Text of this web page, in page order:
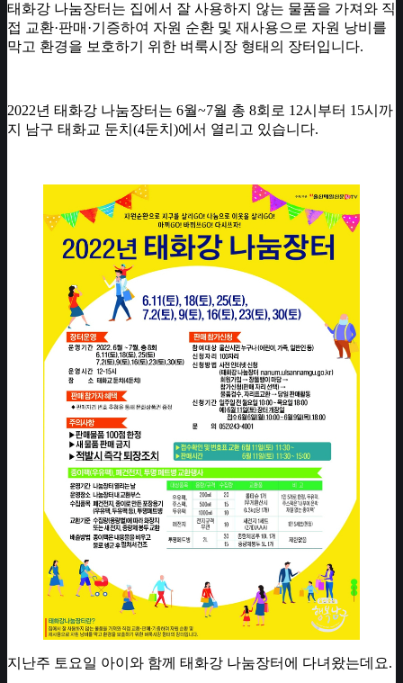
태화강 나눔장터는 집에서 잘 사용하지 않는 물품을 가져와 직
접 교환·판매·기증하여 자원 순환 및 재사용으로 자원 낭비를
막고 환경을 보호하기 위한 벼룩시장 형태의 장터입니다.
2022년 태화강 나눔장터는 6월~7월 총 8회로 12시부터 15시까
지 남구 태화교 둔치(4둔치)에서 열리고 있습니다.
지난주 토요일 아이와 함께 태화강 나눔장터에 다녀왔는데요.